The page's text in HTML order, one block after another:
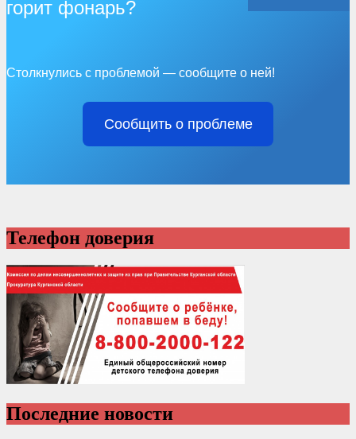
горит фонарь?
Столкнулись с проблемой — сообщите о ней!
Сообщить о проблеме
Телефон доверия
Последние новости